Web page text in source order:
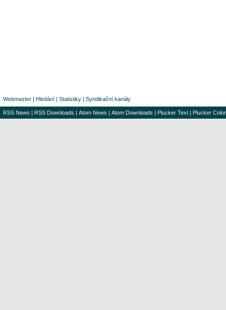
Webmaster | Hledání | Statistiky | Syndikační kanály
RSS News | RSS Downloads | Atom News | Atom Downloads | Plucker Text | Plucker Color